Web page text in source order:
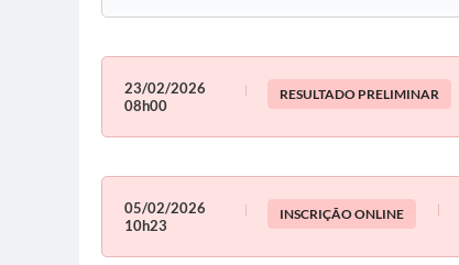
23/02/2026
08h00
RESULTADO PRELIMINAR
05/02/2026
10h23
INSCRIÇÃO ONLINE